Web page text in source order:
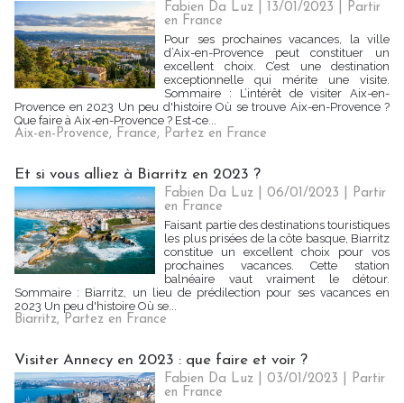
Fabien Da Luz | 13/01/2023
Partir
en France
Pour ses prochaines vacances, la ville
d’Aix-en-Provence peut constituer un
excellent choix. C’est une destination
exceptionnelle qui mérite une visite.
Sommaire : L’intérêt de visiter Aix-en-
Provence en 2023 Un peu d'histoire Où se trouve Aix-en-Provence ?
Que faire à Aix-en-Provence ? Est-ce...
Aix-en-Provence, France, Partez en France
Et si vous alliez à Biarritz en 2023 ?
Fabien Da Luz | 06/01/2023
Partir
en France
Faisant partie des destinations touristiques
les plus prisées de la côte basque, Biarritz
constitue un excellent choix pour vos
prochaines vacances. Cette station
balnéaire vaut vraiment le détour.
Sommaire : Biarritz, un lieu de prédilection pour ses vacances en
2023 Un peu d'histoire Où se...
Biarritz, Partez en France
Visiter Annecy en 2023 : que faire et voir ?
Fabien Da Luz | 03/01/2023
Partir
en France